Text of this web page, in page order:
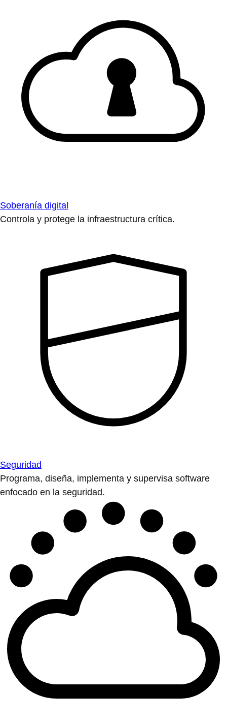
Soberanía digital
Controla y protege la infraestructura crítica.
Seguridad
Programa, diseña, implementa y supervisa software
enfocado en la seguridad.